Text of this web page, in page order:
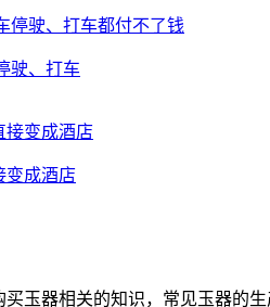
驶、打车
变成酒店
玉器相关的知识，常见玉器的